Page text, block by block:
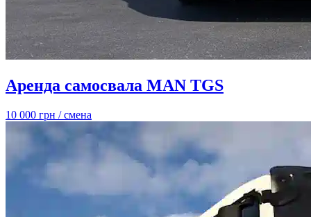
Аренда самосвала MAN TGS
10 000 грн / смена